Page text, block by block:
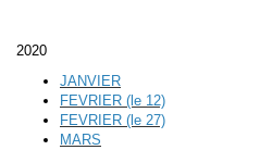
2020
JANVIER
FEVRIER (le 12)
FEVRIER (le 27)
MARS